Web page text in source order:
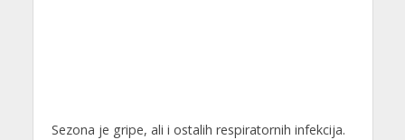
Sezona je gripe, ali i ostalih respiratornih infekcija.